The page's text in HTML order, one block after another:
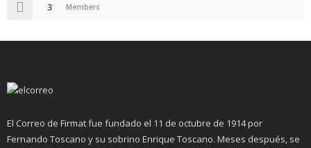
3 Members
El Correo de Firmat fue fundado el 11 de octubre de 1914 por
Fernando Toscano y su sobrino Enrique Toscano. Meses después, se